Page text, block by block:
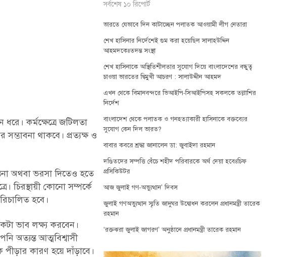
কর্মক্ষেত্রে জটিলতা
সম্ভাবনা থাকবে। প্রত্যক্ষ ও
অথবা ভরসা দিতেও হতে
চিরস্থায়ী কোনো সম্পর্কে
হবে।
ভাব লক্ষ্য করবেন।
অত্যন্ত আত্মবিশ্বাসী
কারণ হয়ে দাঁড়াবে।
সর্বশেষ ১০ রিপোর্ট
ভারতে যেভাবে দিন কাটাচ্ছেন পলাতক আওয়ামী লীগ নেতারা
শেখ হাসিনার নির্দেশেই গুম করা হয়েছিল সালাহউদ্দিন
আহমদকেঃতদন্ত সংস্থা
শেখ হাসিনাকে অস্থিতিশীলতার সুযোগ দিয়ে বাংলাদেশের বন্ধুত্ব
চাওয়া ভারতের দ্বিমুখী আচরণ : সালাউদ্দীন আহমদ
এখন থেকে বিমানবন্দরে ভিআইপি-সিআইপিসহ সকলকে তল্লাশির
নির্দেশ
বাংলাদেশ থেকে পলাতক ও গনহত্যাকারী হাসিনাকে বক্তব্যের
সুযোগ কেন দিল ভারত?
বাবার কবরে শ্রদ্ধা জানালেন ডা: জুবাইদা রহমান
দণ্ডিতদের সম্পত্তি বেঁচে শহীদ পরিবারকে অর্থ দেয়া হবেঃচিফ
প্রসিকিউটর
আজ জুলাই গণ-অভ্যুত্থান’ দিবস
জুলাই গণঅভ্যুত্থান স্মৃতি জাদুঘর উদ্বোধন করলেন প্রধানমন্ত্রী তারেক
রহমান
‘রক্তঝরা জুলাই জাগরণ’ অনুষ্ঠানে প্রধানমন্ত্রী তারেক রহমান